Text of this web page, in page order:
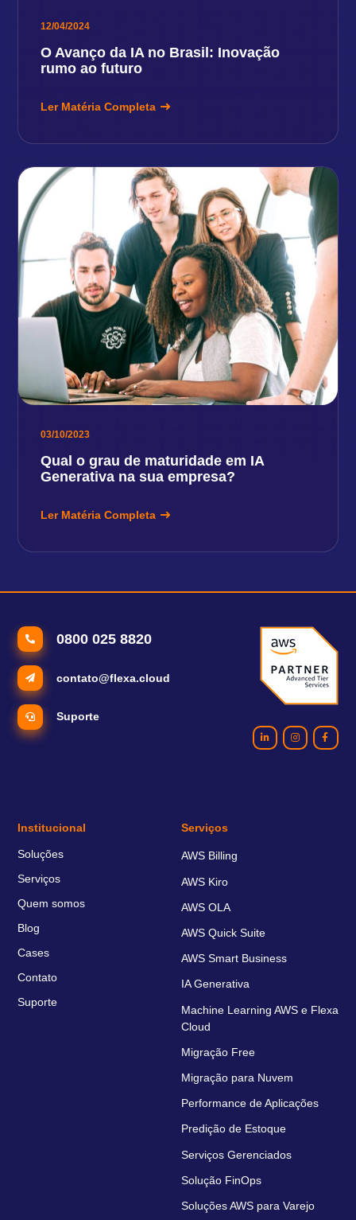
12/04/2024
O Avanço da IA no Brasil: Inovação
rumo ao futuro
Ler Matéria Completa
03/10/2023
Qual o grau de maturidade em IA
Generativa na sua empresa?
Ler Matéria Completa
0800 025 8820
contato@flexa.cloud
Suporte
Institucional
Soluções
Serviços
Quem somos
Blog
Cases
Contato
Suporte
Serviços
AWS Billing
AWS Kiro
AWS OLA
AWS Quick Suite
AWS Smart Business
IA Generativa
Machine Learning AWS e Flexa
Cloud
Migração Free
Migração para Nuvem
Performance de Aplicações
Predição de Estoque
Serviços Gerenciados
Solução FinOps
Soluções AWS para Varejo